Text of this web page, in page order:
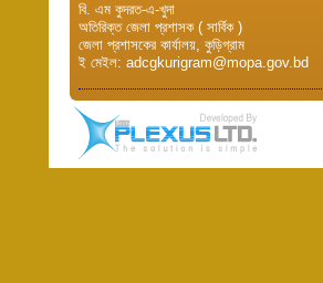
বি. এম কুদরত-এ-খুদা
অতিরিক্ত জেলা প্রশাসক ( সার্বিক )
জেলা প্রশাসকের কার্যালয়, কুড়িগ্রাম
ই মেইল: adcgkurigram@mopa.gov.bd